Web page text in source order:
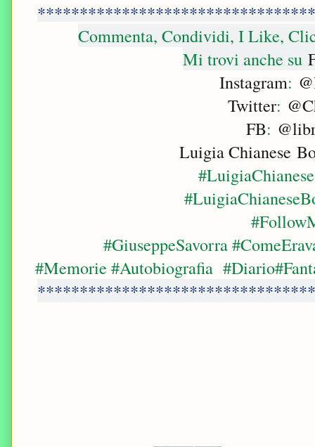
Commenta, Condividi, I Like,
Mi trovi anche su
Instagram:
Twitter:
FB:
Luigia Chianese
#GiuseppeSavorra
#Memorie #Autobiografia